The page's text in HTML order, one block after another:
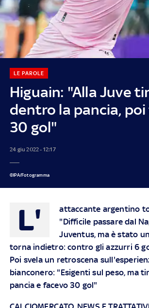
Higuain: "Alla Juve
dentro la pancia, poi
30 gol"
LE PAROLE
24 giu 2022 - 12:17
©IPA/Fotogramma
L'
attaccante argentino
"Difficile passare dal
Juventus, ma è stato
torna indietro: contro gli azzurri 6
Poi svela un retroscena
bianconero: "Esigenti sul peso, ma
pancia e facevo 30 gol"